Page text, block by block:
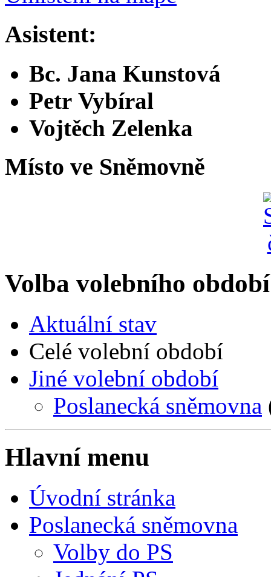
Asistent:
Bc. Jana Kunstová
Petr Vybíral
Vojtěch Zelenka
Místo ve Sněmovně
Volba volebního období
Aktuální stav
Celé volební období
Jiné volební období
Poslanecká sněmovna
Hlavní menu
Úvodní stránka
Poslanecká sněmovna
Volby do PS